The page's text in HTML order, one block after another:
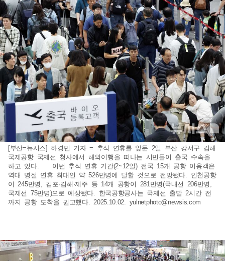
[부산=뉴시스] 하경민 기자 = 추석 연휴를 앞둔 2일 부산 강서구 김해
국제공항 국제선 청사에서 해외여행을 떠나는 시민들이 출국 수속을
하고 있다. 이번 추석 연휴 기간(2~12일) 전국 15개 공항 이용객은
역대 명절 연휴 최대인 약 526만명에 달할 것으로 전망됐다. 인천공항
이 245만명, 김포·김해·제주 등 14개 공항이 281만명(국내선 206만명,
국제선 75만명)으로 예상됐다. 한국공항공사는 국제선 출발 2시간 전
까지 공항 도착을 권고했다. 2025.10.02. yulnetphoto@newsis.com